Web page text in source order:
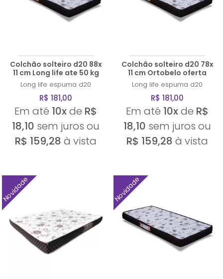
Colchão solteiro d20 88x
11 cm Long life ate 50 kg
Long life espuma d20
R$ 181,00
Em até 10xde R$
18,10 sem juros ou
R$ 159,28 à vista
Colchão solteiro d20 78x
11 cm Ortobelo oferta
Long life espuma d20
R$ 181,00
Em até 10xde R$
18,10 sem juros ou
R$ 159,28 à vista
Novidade Novidade